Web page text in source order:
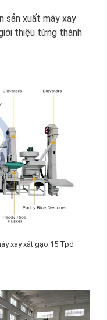
sản xuất máy xay
thiệu từng thành
xay xát gạo 15 Tpd